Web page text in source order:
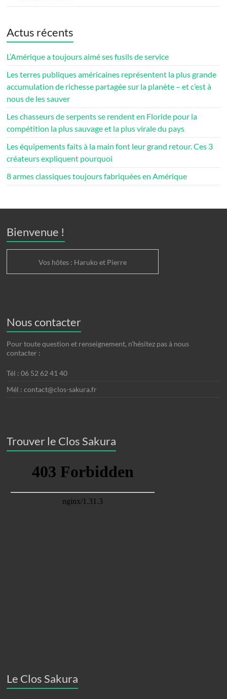
Actus récents
L’Amérique a toujours aimé ses fusils de service
Les terres publiques américaines représentent la plus grande
accumulation de richesse partagée sur la planète – et c’est à
nous de les sauver
Les chasseurs de serpents se rendent en Floride pour la
compétition la plus sauvage et la plus virale du pays
Les équipements faits à la main font leur grand retour. Ces 3
créateurs expliquent pourquoi
8 armes classiques toujours fabriquées en Amérique
Bienvenue !
Vos hôtes : Haruko et Pierre
Nous contacter
Pour toute question et renseignement, n’hésitez pas à nous
contacter :
Tél : 06 52 62 41 40
Mél : contact@clos-sakura.fr
Trouver le Clos Sakura
Le Clos Sakura